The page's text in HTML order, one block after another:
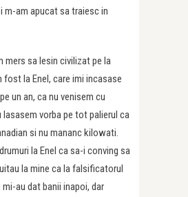
m-am apucat sa traiesc in
mers sa lesin civilizat pe la
fost la Enel, care imi incasase
un an, ca nu venisem cu
lasasem vorba pe tot palierul ca
si nu mananc kilowati.
la Enel ca sa-i conving sa
la mine ca la falsificatorul
au dat banii inapoi, dar